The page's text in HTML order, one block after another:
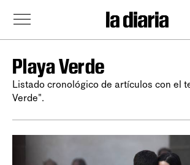
Playa Verde
Listado cronológico de artículos con el
Verde".